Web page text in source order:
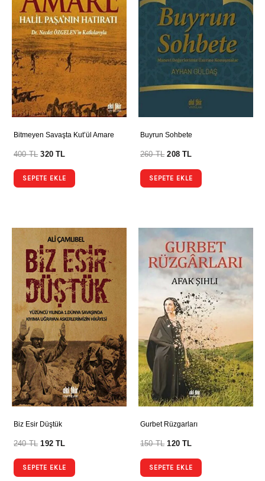
Bitmeyen Savaşta Kut’ül Amare
400TL 320TL
SEPETE EKLE
Buyrun Sohbete
260TL 208TL
SEPETE EKLE
Biz Esir Düştük
240TL 192TL
SEPETE EKLE
Gurbet Rüzgarları
150TL 120TL
SEPETE EKLE